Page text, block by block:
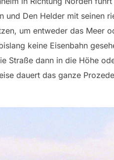
und Den Helder mit seinen
um entweder das Meer
keine Eisenbahn
Straße dann in die Höhe
dauert das ganze